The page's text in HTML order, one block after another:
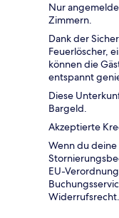
Nur
Zimmern.
Dank der
Feuerlöscher,
können die
entspannt
Diese
Bargeld.
Akzeptierte
Wenn du
EU-
Widerrufsrecht.